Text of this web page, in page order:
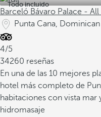
Todo incluido
Barceló Bávaro Palace - All
Punta Cana,
4/5
34260 reseñas
En una de las 10 mejores
hotel más completo de
habitaciones con vista mar
hidromasaje